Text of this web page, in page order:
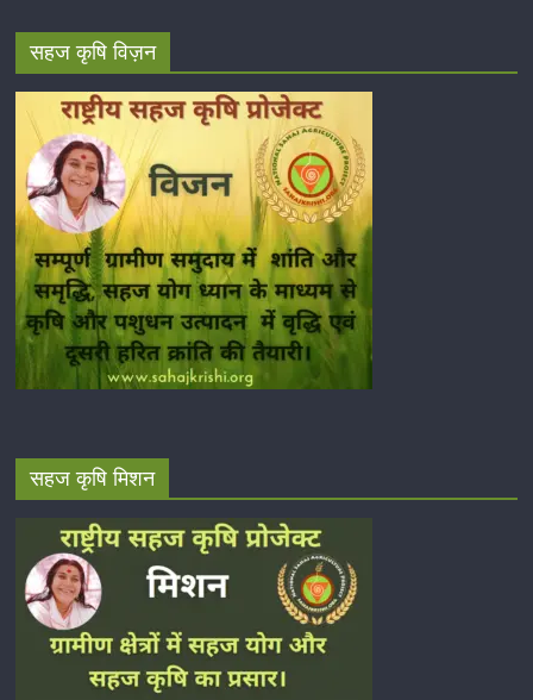
सहज कृषि विज़न
सहज कृषि मिशन